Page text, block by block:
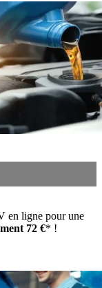
en ligne pour une
72 €* !